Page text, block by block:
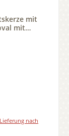
mit
mit
nach